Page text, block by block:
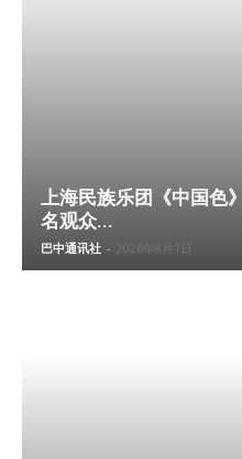
上海民族乐团《中国色
名观众...
巴中通讯社 - 2026年8月1日